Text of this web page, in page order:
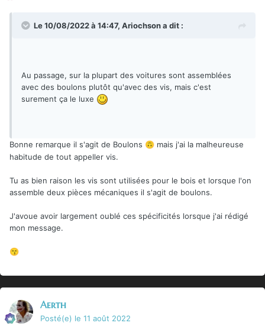
Le 10/08/2022 à 14:47, Ariochsona dit :
Au passage, sur la plupart des voitures sont assemblées
avec des boulons plutôt qu'avec des vis, mais c'est
surement ça le luxe
Bonne remarque il s'agit de Boulons 🙃 mais j'ai la malheureuse
habitude de tout appeller vis.
Tu as bien raison les vis sont utilisées pour le bois et lorsque l'on
assemble deux pièces mécaniques il s'agit de boulons.
J'avoue avoir largement oublé ces spécificités lorsque j'ai rédigé
mon message.
😙
Aerth
Posté(e) le 11 août 2022